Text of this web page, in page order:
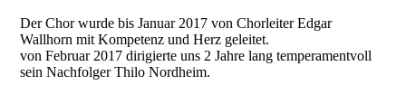
Der Chor wurde bis Januar 2017 von Chorleiter Edgar
Wallhorn mit Kompetenz und Herz geleitet.
von Februar 2017 dirigierte uns 2 Jahre lang temperamentvoll
sein Nachfolger Thilo Nordheim.